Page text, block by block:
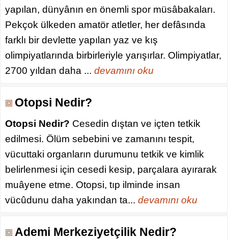
yapılan, dünyânın en önemli spor müsâbakaları.
Pekçok ülkeden amatör atletler, her defâsında
farklı bir devlette yapılan yaz ve kış
olimpiyatlarında birbirleriyle yarışırlar. Olimpiyatlar,
2700 yıldan daha ... devamını oku
Otopsi Nedir?
Otopsi Nedir? Cesedin dıştan ve içten tetkik
edilmesi. Ölüm sebebini ve zamanını tespit,
vücuttaki organların durumunu tetkik ve kimlik
belirlenmesi için cesedi kesip, parçalara ayırarak
muâyene etme. Otopsi, tıp ilminde insan
vücûdunu daha yakından ta... devamını oku
Ademi Merkeziyetçilik Nedir?